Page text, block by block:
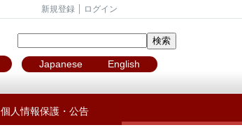
新規登録 ログイン
Japanese English
個人情報保護・公告